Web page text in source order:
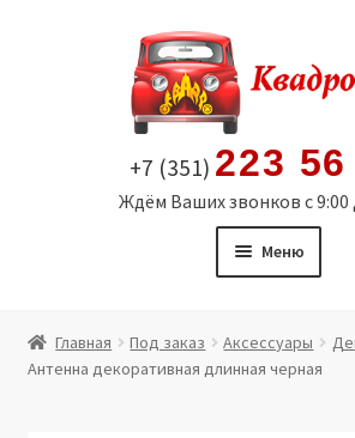
содержимому
+7 (351) 223 56
Ждём Ваших звонков с 9:00
Меню
Витрина
Главная Под заказ Аксессуары
Антенна декоративная длинная черная